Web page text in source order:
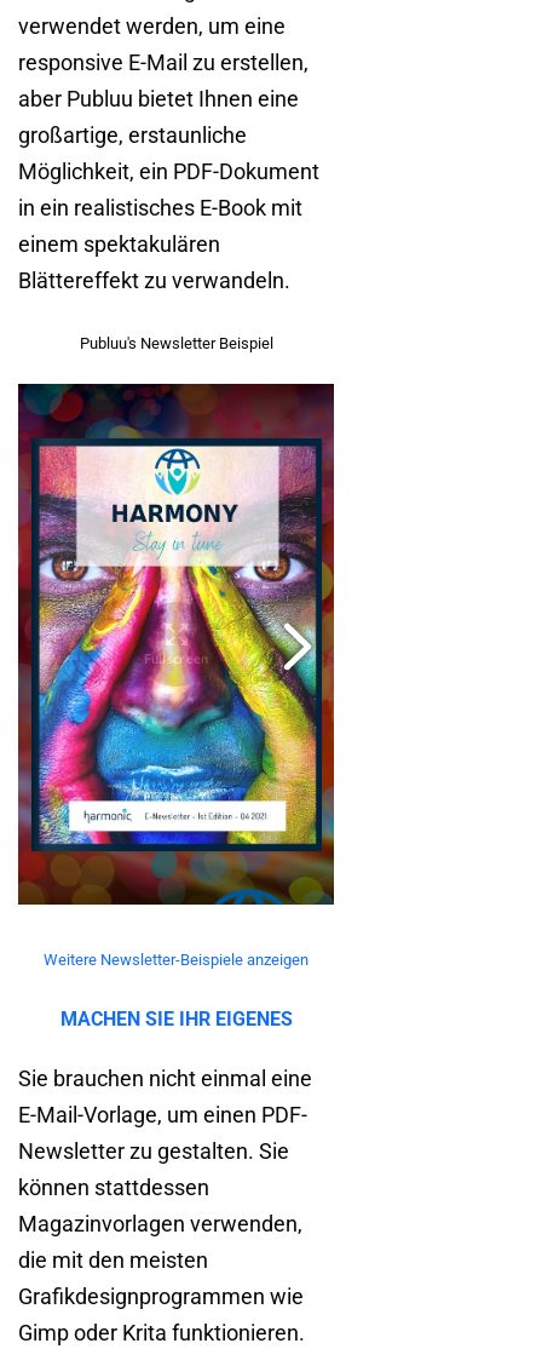
verwendet werden, um eine
responsive E-Mail zu erstellen,
aber Publuu bietet Ihnen eine
großartige, erstaunliche
Möglichkeit, ein PDF-Dokument
in ein realistisches E-Book mit
einem spektakulären
Blättereffekt zu verwandeln.
Publuu's Newsletter Beispiel
Weitere Newsletter-Beispiele anzeigen
MACHEN SIE IHR EIGENES
Sie brauchen nicht einmal eine
E-Mail-Vorlage, um einen PDF-
Newsletter zu gestalten. Sie
können stattdessen
Magazinvorlagen verwenden,
die mit den meisten
Grafikdesignprogrammen wie
Gimp oder Krita funktionieren.